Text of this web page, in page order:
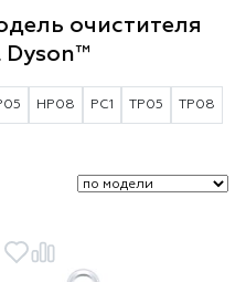
очистителя
Dyson™
HP08 PC1 TP05 TP08